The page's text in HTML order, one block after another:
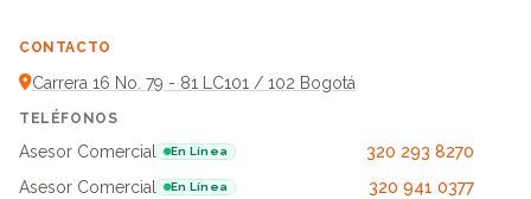
CONTACTO
Carrera 16 No. 79 - 81 LC101 / 102 Bogotá
TELÉFONOS
Asesor Comercial En Línea
320 293 8270
Asesor Comercial
En Línea
320 941 0377